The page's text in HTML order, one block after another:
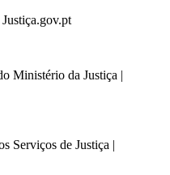
Ministério da Justiça |
Serviços de Justiça |